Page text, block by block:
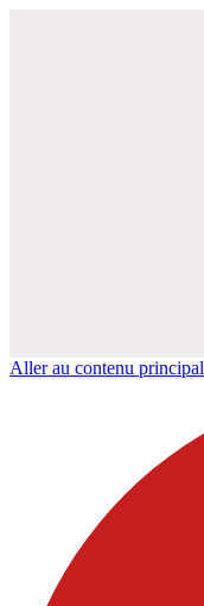
Aller au contenu principal